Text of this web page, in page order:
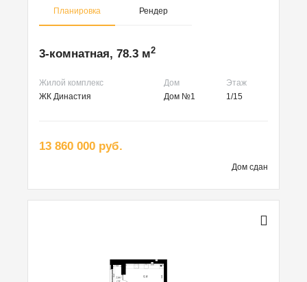
Планировка Рендер
3-комнатная, 78.3 м2
Жилой комплекс Дом
Этаж
ЖК Династия
Дом №1 1/15
13 860 000 руб.
Дом сдан